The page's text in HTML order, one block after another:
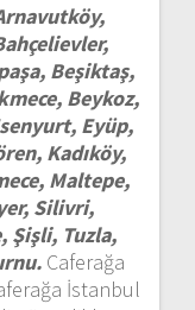
Beşiktaş,
Beykoz,
Eyüp,
Kadıköy,
Maltepe,
Silivri,
Şişli, Tuzla,
Caferağa
İstanbul